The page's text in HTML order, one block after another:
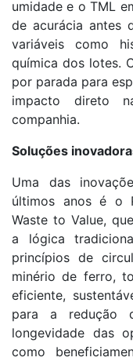
umidade e o TML
de acurácia antes
variáveis como
química dos lotes.
por parada para
impacto direto
companhia.
Soluções
Uma das
últimos anos é o
Waste to Value,
a lógica
princípios de
minério de ferro,
eficiente,
para a redução
longevidade das
como